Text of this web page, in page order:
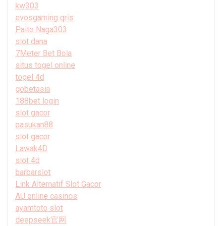
kw303
evosgaming qris
Paito Naga303
slot dana
7Meter Bet Bola
situs togel online
togel 4d
gobetasia
188bet login
slot gacor
pasukan88
slot gacor
Lawak4D
slot 4d
barbarslot
Link Alternatif Slot Gacor
AU online casinos
ayamtoto slot
deepseek官网